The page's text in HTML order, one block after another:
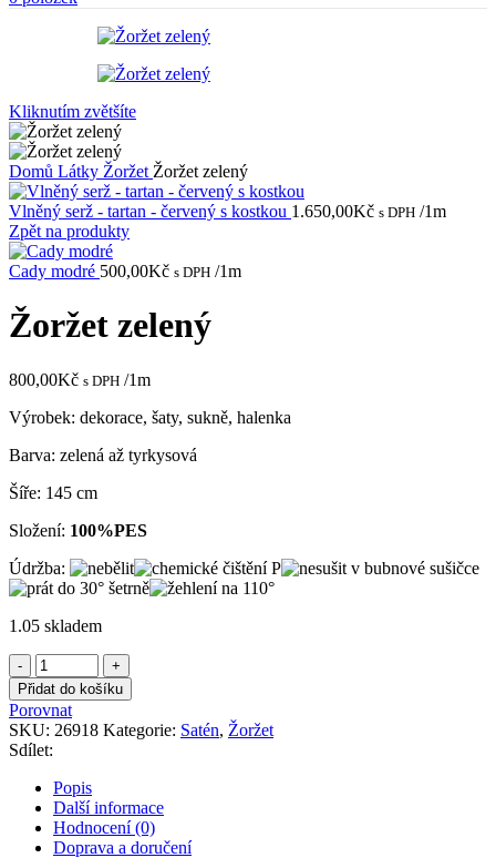
Kliknutím zvětšíte
Domů Látky Žoržet Žoržet zelený
Vlněný serž - tartan - červený s kostkou 1.650,00Kč s DPH /1m
Zpět na produkty
Cady modré 500,00Kč s DPH /1m
Žoržet zelený
800,00Kč s DPH /1m
Výrobek: dekorace, šaty, sukně, halenka
Barva: zelená až tyrkysová
Šíře: 145 cm
Složení: 100%PES
Údržba:
1.05 skladem
Žoržet
zelený
množství
Přidat do košíku
Porovnat
SKU: 26918 Kategorie: Satén, Žoržet
Sdílet:
Popis
Další informace
Hodnocení (0)
Doprava a doručení